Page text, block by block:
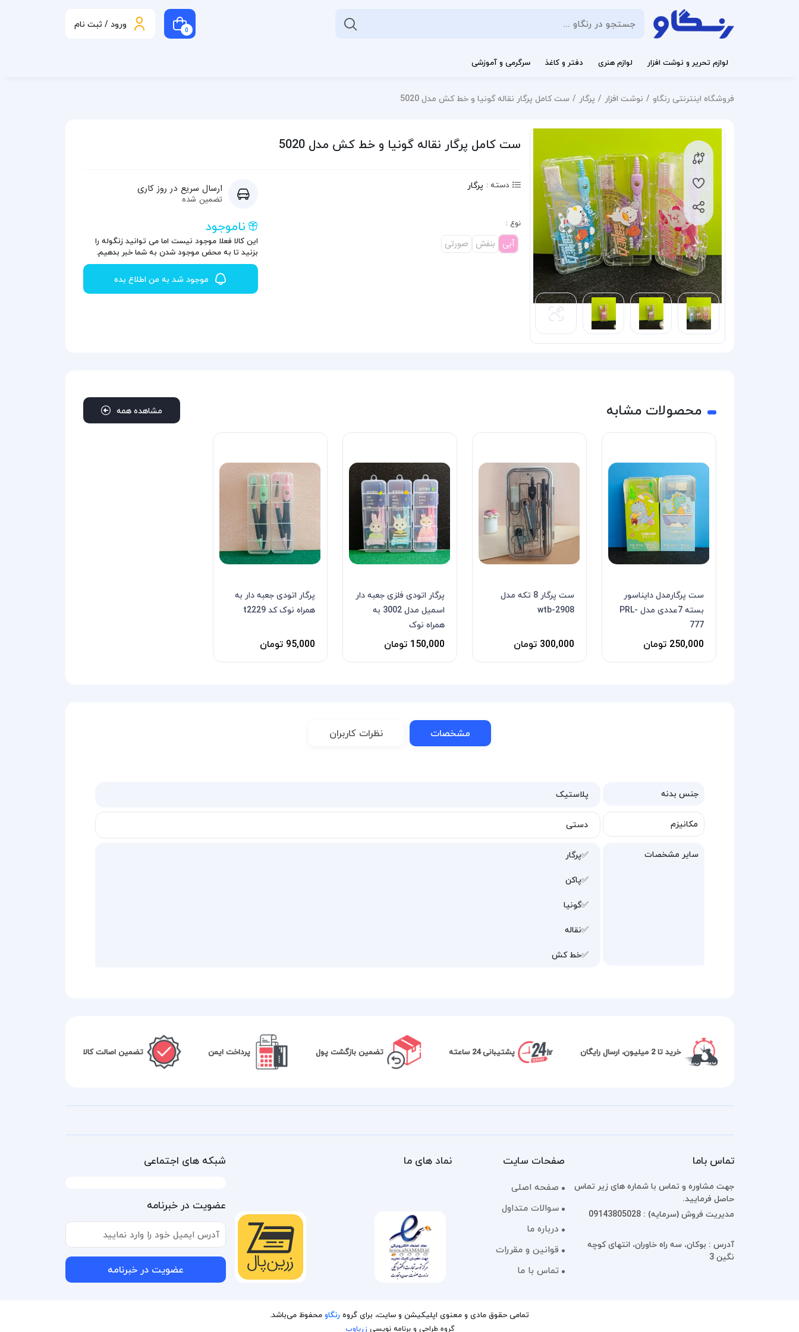
0 ورود / ثبت نام
لوازم تحریر و نوشت افزار لوازم هنری دفتر و کاغذ سرگرمی و آموزشی
فروشگاه اینترنتی رنگاو نوشت افزار پرگار ست کامل پرگار نقاله گونیا و خط کش مدل 5020
ست کامل پرگار نقاله گونیا و خط کش مدل 5020
دسته : پرگار
نوع :
آبی بنفش صورتی
ارسال سریع در روز کاری
تضمین شده
ناموجود
این کالا فعلا موجود نیست اما می توانید زنگوله را
بزنید تا به محض موجود شدن به شما خبر بدهیم.
موجود شد به من اطلاع بده
محصولات مشابه مشاهده همه
ست پرگارمدل دایناسور
بسته 7عددی مدل PRL-
777
250,000 تومان
ست پرگار 8 تکه مدل
wtb-2908
300,000 تومان
پرگار اتودی فلزی جعبه دار
اسمیل مدل 3002 به
همراه نوک
150,000 تومان
پرگار اتودی جعبه دار به
همراه نوک کد t2229
95,000 تومان
مشخصات نظرات کاربران
جنس بدنه
پلاستیک
مکانیزم
دستی
سایر مشخصات
✅پرگار
✅پاکن
✅گونیا
✅نقاله
✅خط کش
خرید تا 2 میلیون، ارسال رایگان پشتیبانی 24 ساعته تضمین بازگشت پول پرداخت ایمن تضمین اصالت کالا
تماس باما
جهت مشاوره و تماس با شماره های زیر تماس
حاصل فرمایید.
مدیریت فروش (سرمایه) : 09143805028
آدرس : بوکان، سه راه خاوران، انتهای کوچه
نگین 3
صفحات سایت
صفحه اصلی
سوالات متداول
درباره ما
قوانین و مقررات
تماس با ما
نماد های ما شبکه های اجتماعی
عضویت در خبرنامه
عضویت در خبرنامه
تمامی حقوق مادی و معنوی اپلیکیشن و سایت، برای گروه رنگاومحفوظ می‌باشد.
گروه طراحی و برنامه نویسی زریاوب